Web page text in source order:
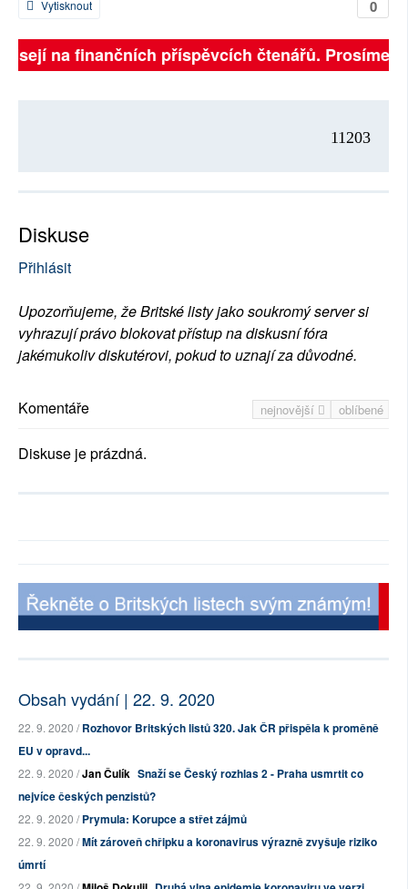
0
Vytisknout
na finančních příspěvcích čtenářů. Prosíme,
11203
Diskuse
Přihlásit
Upozorňujeme, že Britské listy jako soukromý server si
vyhrazují právo blokovat přístup na diskusní fóra
jakémukoliv diskutérovi, pokud to uznají za důvodné.
nejnovější oblíbené
Komentáře
Diskuse je prázdná.
Obsah vydání | 22. 9. 2020
22. 9. 2020 /Rozhovor Britských listů 320. Jak ČR přispěla k proměně
EU v opravd...
22. 9. 2020 /Jan Čulík Snaží se Český rozhlas 2 - Praha usmrtit co
nejvíce českých penzistů?
22. 9. 2020 /Prymula: Korupce a střet zájmů
22. 9. 2020 /Mít zároveň chřipku a koronavirus výrazně zvyšuje riziko
úmrtí